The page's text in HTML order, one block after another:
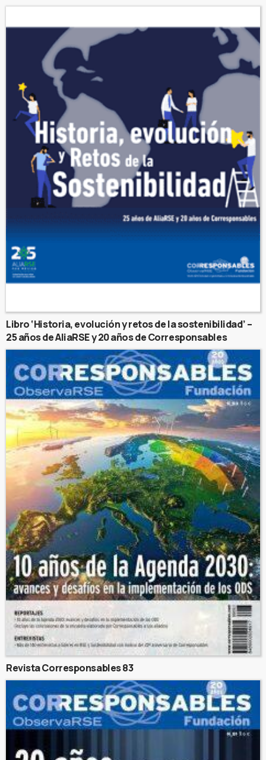
Libro ‘Historia, evolución y retos de la sostenibilidad’ –
25 años de AliaRSE y 20 años de Corresponsables
Revista Corresponsables 83